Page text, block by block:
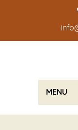
MENU